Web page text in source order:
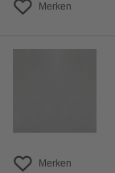
Merken
Merken